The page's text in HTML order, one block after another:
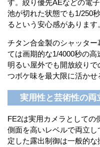
す。絞り優先AEなどの電
池が切れた状態でも1/250
るという安心感があります
チタン合金製のシャッタ
ては画期的な1/4000秒の
明るい屋外でも開放絞り
つボケ味を最大限に活かせ
実用性と芸術性の両
FE2は実用カメラとしての
側面を高いレベルで両立
定した露出制御は一般的